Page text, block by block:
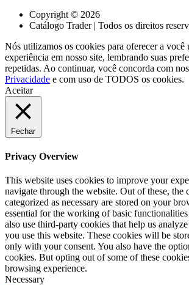
Copyright © 2026
Catálogo Trader | Todos os direitos
Nós utilizamos os cookies para oferecer a você
experiência em nosso site, lembrando suas
repetidas. Ao continuar, você concorda com
Privacidade e com uso de TODOS os cookies.
Aceitar
Fechar
Privacy Overview
This website uses cookies to improve your
navigate through the website. Out of these, the
categorized as necessary are stored on your
essential for the working of basic
also use third-party cookies that help us
you use this website. These cookies will be
only with your consent. You also have the
cookies. But opting out of some of these
browsing experience.
Necessary